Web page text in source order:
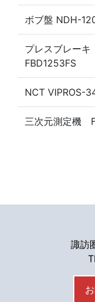
ボブ盤 NDH-
プレスブレーキ
FBD1253FS
NCT VIPROS-
三次元測定機
諏訪